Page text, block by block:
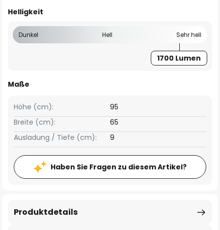
Helligkeit
Dunkel Hell Sehr hell
1700 Lumen
Maße
Breite (cm): 65
Höhe (cm): 95
Ausladung / Tiefe (cm): 9
Haben Sie Fragen zu diesem Artikel?
Produktdetails